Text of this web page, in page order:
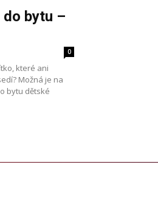
bytu –
0
které ani
Možná je na
bytu dětské